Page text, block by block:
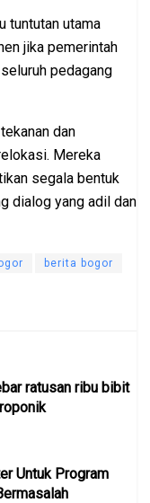
tuntutan utama
jika pemerintah
pedagang
dan
Mereka
segala bentuk
dialog yang adil dan
berita bogor
ratusan ribu bibit
Untuk Program